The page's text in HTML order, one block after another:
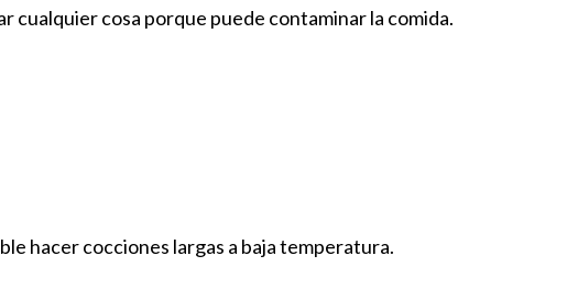
cualquier cosa porque puede contaminar la comida.
hacer cocciones largas a baja temperatura.